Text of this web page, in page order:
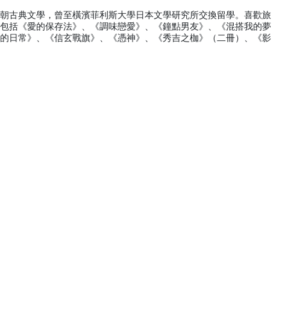
古典文學，曾至橫濱菲利斯大學日本文學研究所交換留學。喜歡旅
括《愛的保存法》、《調味戀愛》、《鐘點男友》、《混搭我的夢
日常》、《信玄戰旗》、《憑神》、《秀吉之枷》（二冊）、《影